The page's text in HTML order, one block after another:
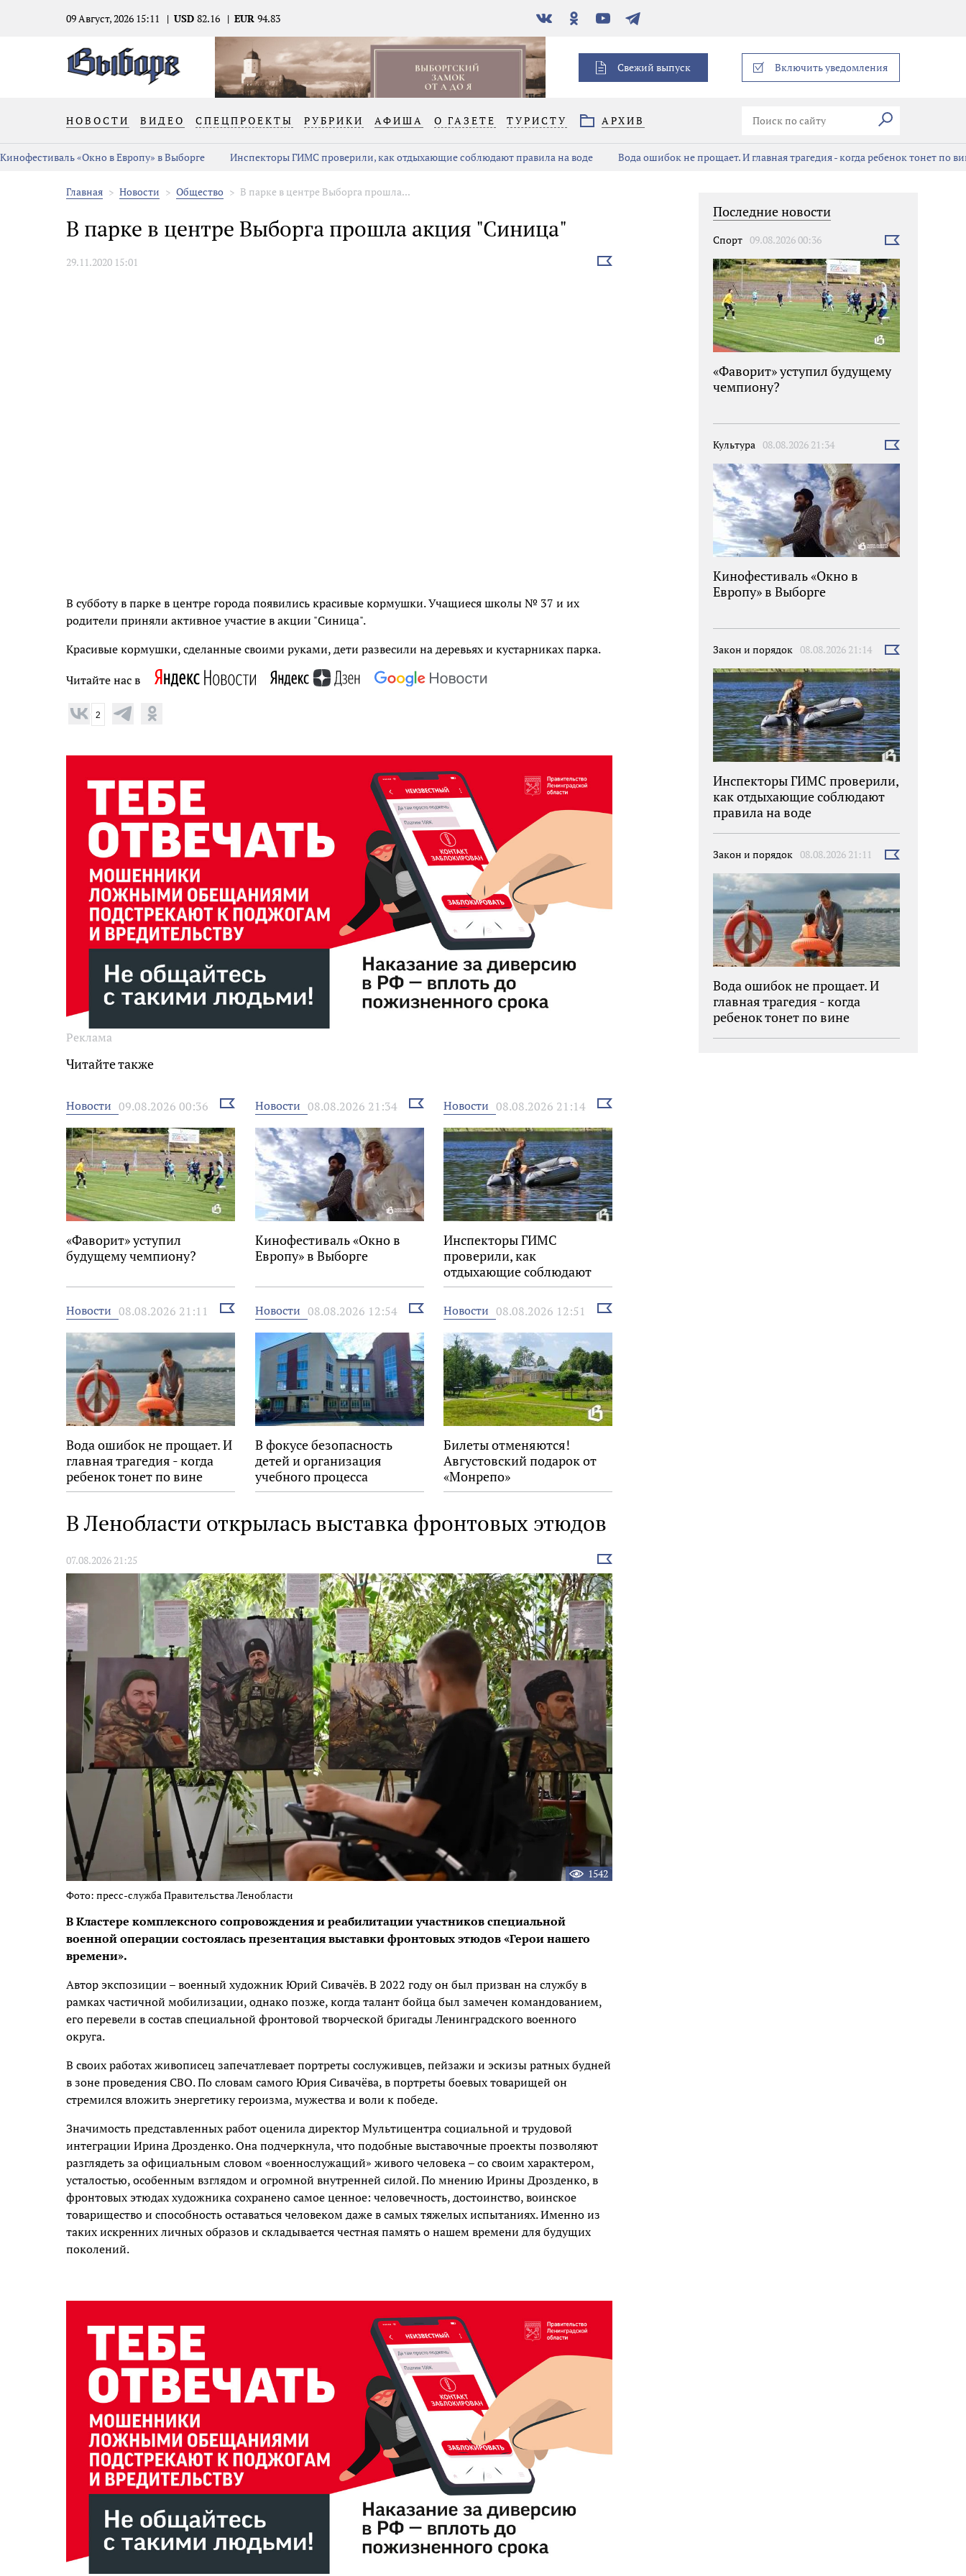
09 Август, 2026 15:11 USD 82.16 EUR 94.83
В
контакте
Одноклассники
YouTubeТелеграм
Свежий выпуск Включить уведомления
НОВОСТИ ВИДЕО СПЕЦПРОЕКТЫ РУБРИКИ АФИША О ГАЗЕТЕ ТУРИСТУ АРХИВ Искать
Кинофестиваль «Окно в Европу» в Выборге Инспекторы ГИМС проверили, как отдыхающие соблюдают правила на воде Вода ошибок не прощает. И главная трагедия - когда ребенок тонет по
Главная Новости Общество В парке в центре Выборга прошла...
В парке в центре Выборга прошла акция "Синица"
29.11.2020 15:01
Выбрать
В субботу в парке в центре города появились красивые кормушки. Учащиеся школы № 37 и их
родители приняли активное участие в акции "Синица".
Красивые кормушки, сделанные своими руками, дети развесили на деревьях и кустарниках парка.
Читайте нас в
2
Реклама
Читайте также
Новости 09.08.2026 00:36
Выбрать
новость
«Фаворит» уступил
будущему чемпиону?
Новости 08.08.2026 21:34
Выбрать
новость
Кинофестиваль «Окно в
Европу» в Выборге
Новости 08.08.2026 21:14
Выбрать
Инспекторы ГИМС
проверили, как
отдыхающие соблюдают
правила на воде
Новости 08.08.2026 21:11
Выбрать
новость
Вода ошибок не прощает. И
главная трагедия - когда
ребенок тонет по вине
взрослых
Новости 08.08.2026 12:54
Выбрать
новость
В фокусе безопасность
детей и организация
учебного процесса
Новости 08.08.2026 12:51
Выбрать
Билеты отменяются!
Августовский подарок от
«Монрепо»
В Ленобласти открылась выставка фронтовых этюдов
07.08.2026 21:25
Выбрать
новость
1542
Фото: пресс-служба Правительства Ленобласти
В Кластере комплексного сопровождения и реабилитации участников специальной
военной операции состоялась презентация выставки фронтовых этюдов «Герои нашего
времени».
Автор экспозиции – военный художник Юрий Сивачёв. В 2022 году он был призван на службу в
рамках частичной мобилизации, однако позже, когда талант бойца был замечен командованием,
его перевели в состав специальной фронтовой творческой бригады Ленинградского военного
округа.
В своих работах живописец запечатлевает портреты сослуживцев, пейзажи и эскизы ратных будней
в зоне проведения СВО. По словам самого Юрия Сивачёва, в портреты боевых товарищей он
стремился вложить энергетику героизма, мужества и воли к победе.
Значимость представленных работ оценила директор Мультицентра социальной и трудовой
интеграции Ирина Дрозденко. Она подчеркнула, что подобные выставочные проекты позволяют
разглядеть за официальным словом «военнослужащий» живого человека – со своим характером,
усталостью, особенным взглядом и огромной внутренней силой. По мнению Ирины Дрозденко, в
фронтовых этюдах художника сохранено самое ценное: человечность, достоинство, воинское
товарищество и способность оставаться человеком даже в самых тяжелых испытаниях. Именно из
таких искренних личных образов и складывается честная память о нашем времени для будущих
поколений.
Последние новости
Спорт 09.08.2026 00:36
Выбрать
«Фаворит» уступил будущему
чемпиону?
Культура 08.08.2026 21:34
Выбрать
Кинофестиваль «Окно в
Европу» в Выборге
Закон и порядок 08.08.2026 21:14
Выбрать
Инспекторы ГИМС проверили,
как отдыхающие соблюдают
правила на воде
Закон и порядок 08.08.2026 21:11
Выбрать
Вода ошибок не прощает. И
главная трагедия - когда
ребенок тонет по вине